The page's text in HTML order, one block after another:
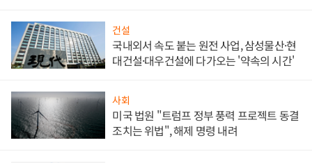
건설
국내외서 속도 붙는 원전 사업, 삼성물산·현
대건설·대우건설에 다가오는 '약속의 시간'
사회
미국 법원 "트럼프 정부 풍력 프로젝트 동결
조치는 위법", 해제 명령 내려